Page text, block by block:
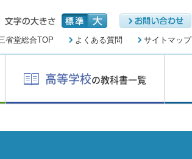
省堂総合TOP よくある質問 サイトマップ
高等学校の教科書一覧